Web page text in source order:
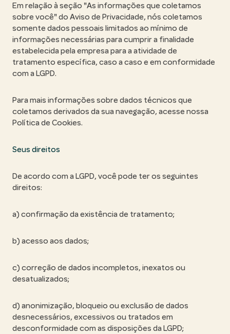
Em relação à seção "As informações que coletamos
sobre você" do Aviso de Privacidade, nós coletamos
somente dados pessoais limitados ao mínimo de
informações necessárias para cumprir a finalidade
estabelecida pela empresa para a atividade de
tratamento específica, caso a caso e em conformidade
com a LGPD.
Para mais informações sobre dados técnicos que
coletamos derivados da sua navegação, acesse nossa
Política de Cookies.
Seus direitos
De acordo com a LGPD, você pode ter os seguintes
direitos:
a) confirmação da existência de tratamento;
b) acesso aos dados;
c) correção de dados incompletos, inexatos ou
desatualizados;
d) anonimização, bloqueio ou exclusão de dados
desnecessários, excessivos ou tratados em
desconformidade com as disposições da LGPD;